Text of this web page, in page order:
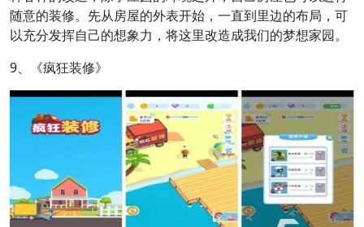
随意的装修。先从房屋的外表开始，一直到里边的布局，可
以充分发挥自己的想象力，将这里改造成我们的梦想家园。
9、《疯狂装修》